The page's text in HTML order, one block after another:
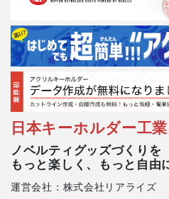
日本キーホルダー工
ノベルティグッズづくりを
もっと楽しく、もっと自由
運営会社：株式会社リアライズ